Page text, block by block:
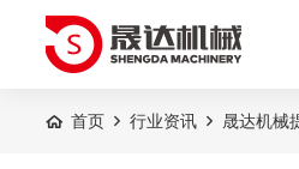
首页 行业资讯 晟达机械